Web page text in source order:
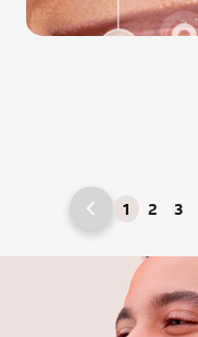
1 2 3